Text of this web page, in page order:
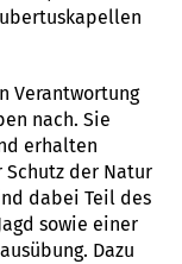
Verantwortung
nach. Sie
erhalten
der Natur
dabei Teil des
sowie einer
Dazu